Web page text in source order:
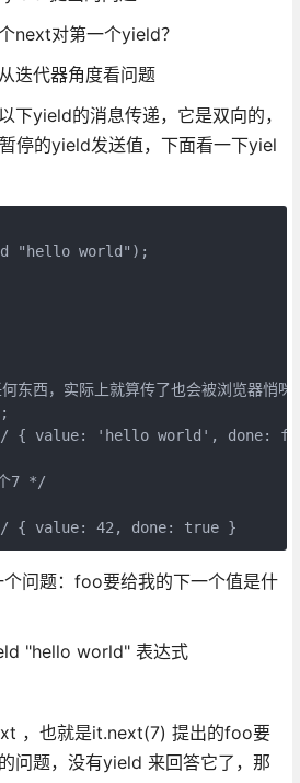
对第一个yield？
迭代器角度看问题
下yield的消息传递，它是双向的，
停的yield发送值，下面看一下yiel
"hello world");
东西，实际上就算传了也会被浏览器悄
{ value: 'hello world', done:
7 */
{ value: 42, done: true }
问题：foo要给我的下一个值是什
"hello world" 表达式
，也就是it.next(7) 提出的foo要
问题，没有yield 来回答它了，那